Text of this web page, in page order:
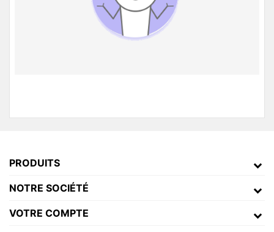
PRODUITS
NOTRE SOCIÉTÉ
VOTRE COMPTE